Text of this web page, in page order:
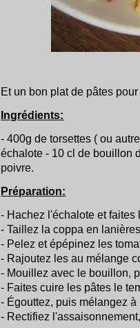
Et un bon plat de pâtes
Ingrédients:
- 400g de torsettes ( ou
échalote - 10 cl de bouillon
poivre.
Préparation:
- Hachez l'échalote et
- Taillez la coppa en
- Pelez et épépinez les
- Rajoutez les au mélange
- Mouillez avec le bouillon,
- Faites cuire les pâtes le
- Égouttez, puis mélangez à
- Rectifiez